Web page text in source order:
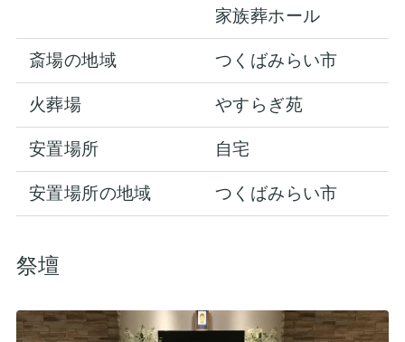
家族葬ホール
斎場の地域 つくばみらい市
火葬場 やすらぎ苑
安置場所 自宅
安置場所の地域 つくばみらい市
祭壇